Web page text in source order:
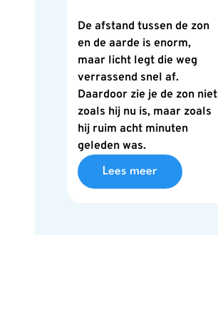
De afstand tussen de zon
en de aarde is enorm,
maar licht legt die weg
verrassend snel af.
Daardoor zie je de zon niet
zoals hij nu is, maar zoals
hij ruim acht minuten
geleden was.
Lees meer